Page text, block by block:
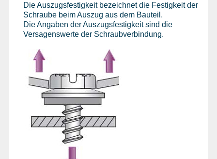
Die Auszugsfestigkeit bezeichnet die Festigkeit der
Schraube beim Auszug aus dem Bauteil.
Die Angaben der Auszugsfestigkeit sind die
Versagenswerte der Schraubverbindung.